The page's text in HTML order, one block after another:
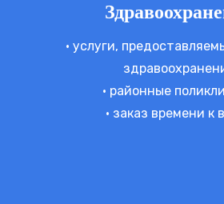
• услуги,
• районные
• заказ времени к